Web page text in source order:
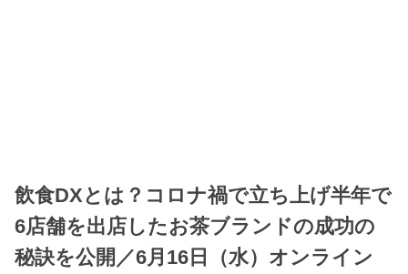
飲食DXとは？コロナ禍で立ち上げ半年で
6店舗を出店したお茶ブランドの成功の
秘訣を公開／6月16日（水）オンライン